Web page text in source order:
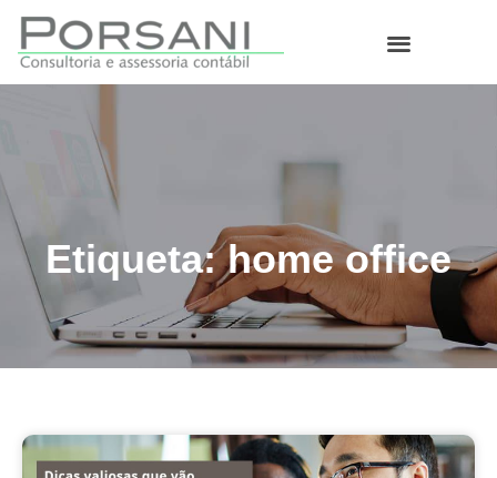
Etiqueta: home office